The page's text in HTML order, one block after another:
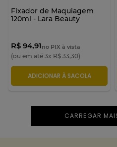
Fixador de Maquiagem
120ml - Lara Beauty
R$ 94,91no PIX à vista
(ou em até 3x R$ 33,30)
ADICIONAR À SACOLA